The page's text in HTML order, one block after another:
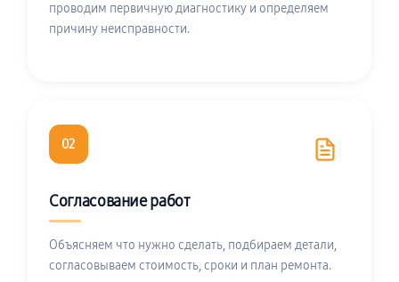
проводим первичную диагностику и определяем
причину неисправности.
02
Согласование работ
Объясняем что нужно сделать, подбираем детали,
согласовываем стоимость, сроки и план ремонта.